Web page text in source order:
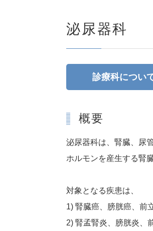
泌尿器科
診療科につい
概要
泌尿器科は、腎臓、尿
ホルモンを産生する腎
対象となる疾患は、
1) 腎臓癌、膀胱癌、前
2) 腎孟腎炎、膀胱炎、